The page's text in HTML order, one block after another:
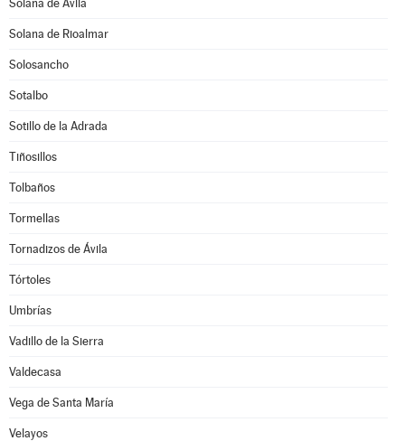
Solana de Ávila
Solana de Rioalmar
Solosancho
Sotalbo
Sotillo de la Adrada
Tiñosillos
Tolbaños
Tormellas
Tornadizos de Ávila
Tórtoles
Umbrías
Vadillo de la Sierra
Valdecasa
Vega de Santa María
Velayos